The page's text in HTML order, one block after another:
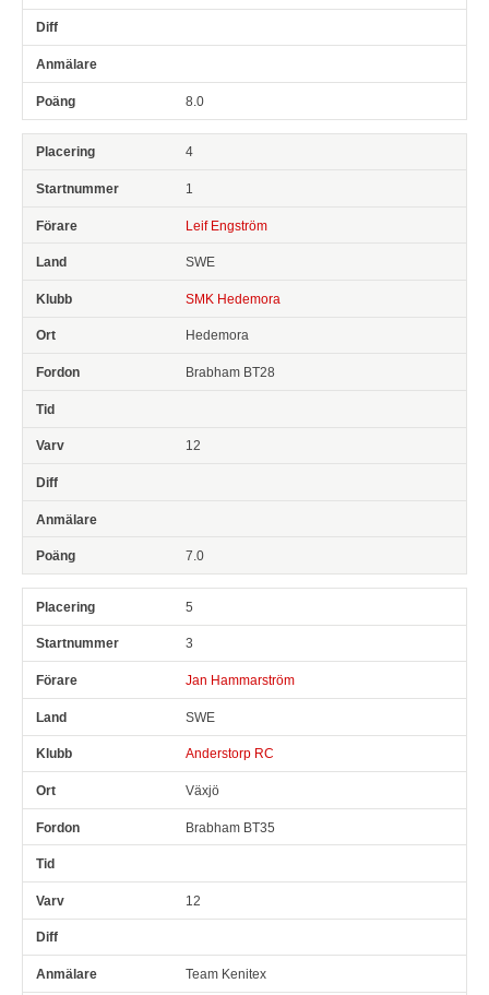
8.0
4
1
Leif Engström
SWE
SMK Hedemora
Hedemora
Brabham BT28
12
7.0
5
3
Jan Hammarström
SWE
Anderstorp RC
Växjö
Brabham BT35
12
Team Kenitex